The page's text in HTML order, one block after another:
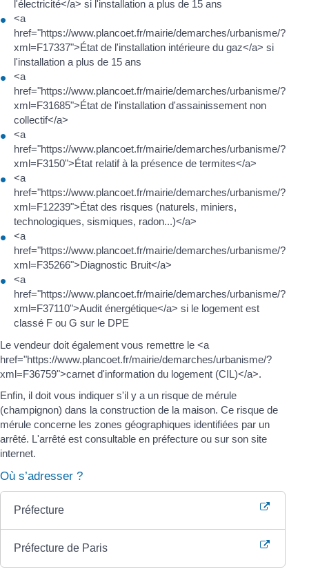
l'électricité</a> si l'installation a plus de 15 ans
<a
href="https://www.plancoet.fr/mairie/demarches/urbanisme/?
xml=F17337">État de l'installation intérieure du gaz</a> si
l'installation a plus de 15 ans
<a
href="https://www.plancoet.fr/mairie/demarches/urbanisme/?
xml=F31685">État de l'installation d'assainissement non
collectif</a>
<a
href="https://www.plancoet.fr/mairie/demarches/urbanisme/?
xml=F3150">État relatif à la présence de termites</a>
<a
href="https://www.plancoet.fr/mairie/demarches/urbanisme/?
xml=F12239">État des risques (naturels, miniers,
technologiques, sismiques, radon...)</a>
<a
href="https://www.plancoet.fr/mairie/demarches/urbanisme/?
xml=F35266">Diagnostic Bruit</a>
<a
href="https://www.plancoet.fr/mairie/demarches/urbanisme/?
xml=F37110">Audit énergétique</a> si le logement est
classé F ou G sur le DPE
Le vendeur doit également vous remettre le <a
href="https://www.plancoet.fr/mairie/demarches/urbanisme/?
xml=F36759">carnet d'information du logement (CIL)</a>.
Enfin, il doit vous indiquer s'il y a un risque de mérule
(champignon) dans la construction de la maison. Ce risque de
mérule concerne les zones géographiques identifiées par un
arrêté. L'arrêté est consultable en préfecture ou sur son site
internet.
Où s’adresser ?
Préfecture
Préfecture de Paris